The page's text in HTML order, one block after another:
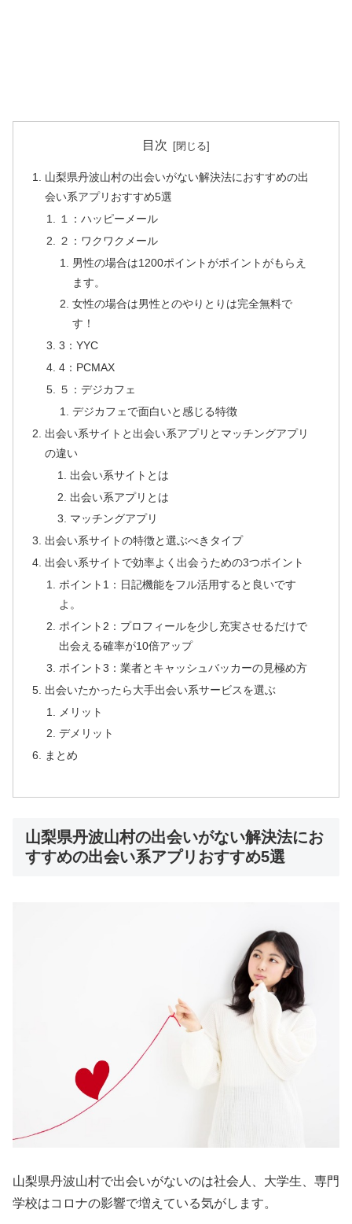
目次
山梨県丹波山村の出会いがない解決法におすすめの出
会い系アプリおすすめ5選
１：ハッピーメール
２：ワクワクメール
男性の場合は1200ポイントがポイントがもらえ
ます。
女性の場合は男性とのやりとりは完全無料で
す！
3：YYC
4：PCMAX
５：デジカフェ
デジカフェで面白いと感じる特徴
出会い系サイトと出会い系アプリとマッチングアプリ
の違い
出会い系サイトとは
出会い系アプリとは
マッチングアプリ
出会い系サイトの特徴と選ぶべきタイプ
出会い系サイトで効率よく出会うための3つポイント
ポイント1：日記機能をフル活用すると良いです
よ。
ポイント2：プロフィールを少し充実させるだけで
出会える確率が10倍アップ
ポイント3：業者とキャッシュバッカーの見極め方
出会いたかったら大手出会い系サービスを選ぶ
メリット
デメリット
まとめ
山梨県丹波山村の出会いがない解決法にお
すすめの出会い系アプリおすすめ5選
山梨県丹波山村で出会いがないのは社会人、大学生、専門
学校はコロナの影響で増えている気がします。